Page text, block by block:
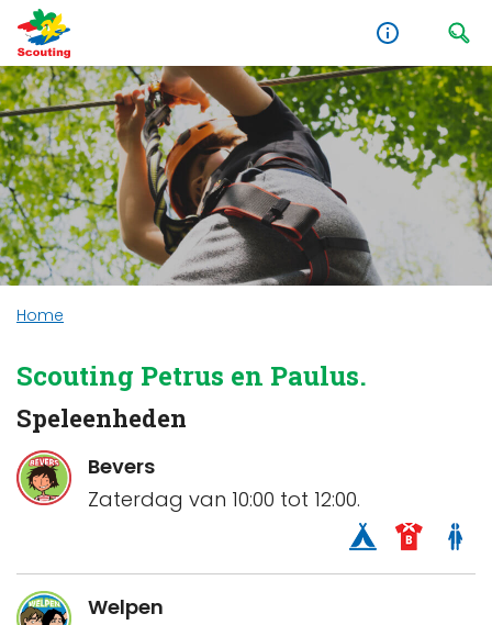
Home
Scouting Petrus en Paulus.
Speleenheden
Bevers
Zaterdag van 10:00 tot 12:00.
Welpen